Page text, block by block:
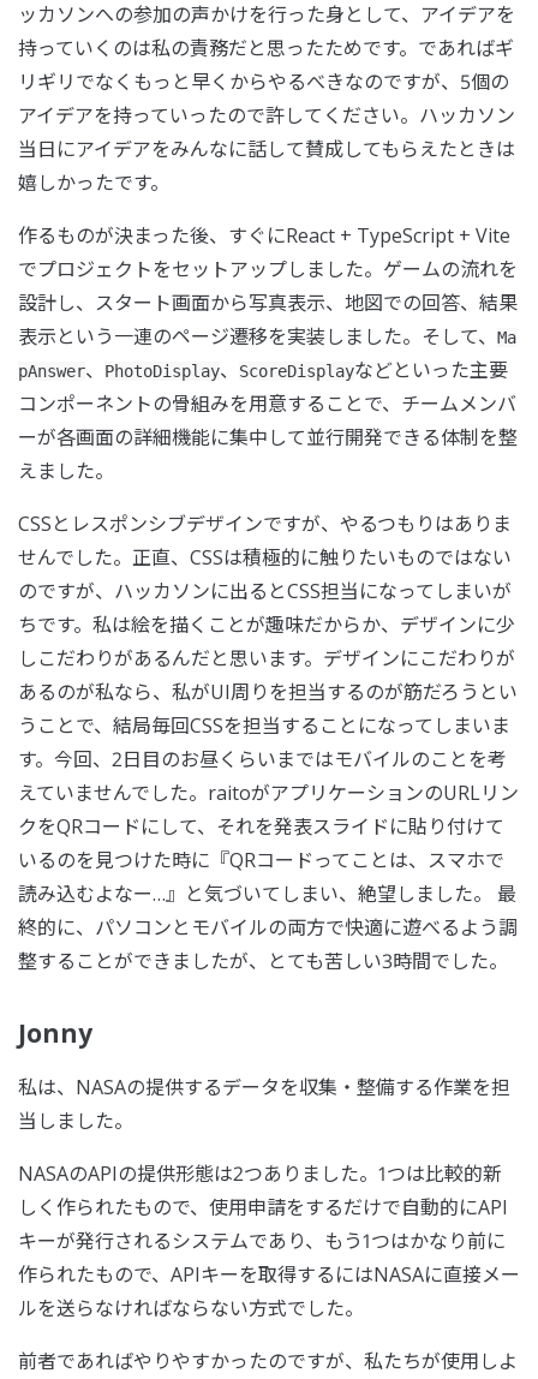
ッカソンへの参加の声かけを行った身として、アイデアを
持っていくのは私の責務だと思ったためです。であればギ
リギリでなくもっと早くからやるべきなのですが、5個の
アイデアを持っていったので許してください。ハッカソン
当日にアイデアをみんなに話して賛成してもらえたときは
嬉しかったです。
作るものが決まった後、すぐにReact + TypeScript + Vite
でプロジェクトをセットアップしました。ゲームの流れを
設計し、スタート画面から写真表示、地図での回答、結果
表示という一連のページ遷移を実装しました。そして、
Ma
pAnswer、 PhotoDisplay、 ScoreDisplayなどといった主要
コンポーネントの骨組みを用意することで、チームメンバ
ーが各画面の詳細機能に集中して並行開発できる体制を整
えました。
CSSとレスポンシブデザインですが、やるつもりはありま
せんでした。正直、CSSは積極的に触りたいものではない
のですが、ハッカソンに出るとCSS担当になってしまいが
ちです。私は絵を描くことが趣味だからか、デザインに少
しこだわりがあるんだと思います。デザインにこだわりが
あるのが私なら、私がUI周りを担当するのが筋だろうとい
うことで、結局毎回CSSを担当することになってしまいま
す。今回、2日目のお昼くらいまではモバイルのことを考
えていませんでした。raitoがアプリケーションのURLリン
クをQRコードにして、それを発表スライドに貼り付けて
いるのを見つけた時に『QRコードってことは、スマホで
読み込むよなー…』と気づいてしまい、絶望しました。 最
終的に、パソコンとモバイルの両方で快適に遊べるよう調
整することができましたが、とても苦しい3時間でした。
Jonny
私は、NASAの提供するデータを収集・整備する作業を担
当しました。
NASAのAPIの提供形態は2つありました。1つは比較的新
しく作られたもので、使用申請をするだけで自動的にAPI
キーが発行されるシステムであり、もう1つはかなり前に
作られたもので、APIキーを取得するにはNASAに直接メー
ルを送らなければならない方式でした。
前者であればやりやすかったのですが、私たちが使用しよ